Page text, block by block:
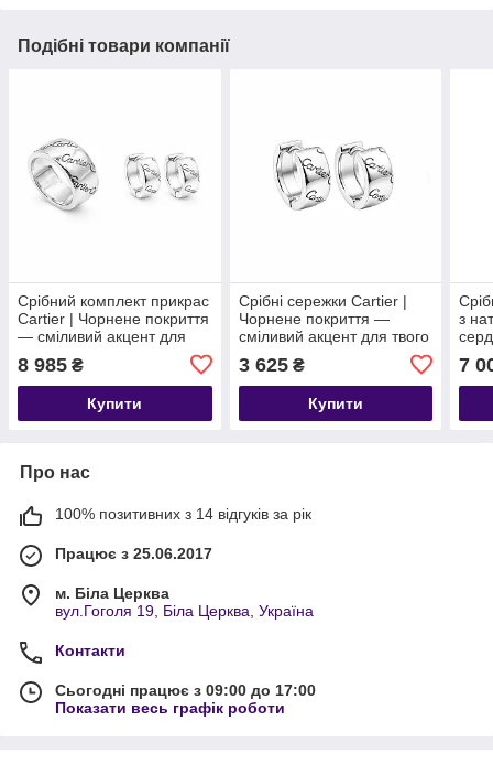
Подібні товари компанії
Срібний комплект прикрас
Cartier | Чорнене покриття
— сміливий акцент для
8 985 ₴
Купити
Срібні сережки Cartier |
Чорнене покриття —
сміливий акцент для твого
3 625₴
Купити
з
7
Про нас
100% позитивних з 14 відгуків за рік
Працює з 25.06.2017
м. Біла Церква
вул.Гоголя 19, Біла Церква, Україна
Контакти
Сьогодні працює з 09:00 до 17:00
Показати весь графік роботи